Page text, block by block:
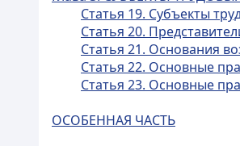
Статья 19. Субъекты
Статья 20.
Статья 21. Основания
Статья 22. Основные
Статья 23. Основные
ОСОБЕННАЯ ЧАСТЬ